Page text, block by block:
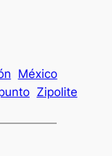
México
Zipolite